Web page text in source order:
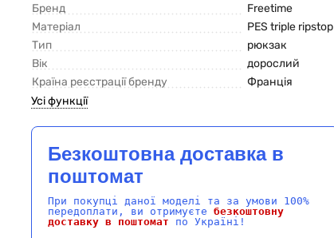
Бренд
Freetime
Матеріал
PES triple ripstop
Тип
рюкзак
Вік
дорослий
Країна реєстрації бренду
Франція
Усі функції
Безкоштовна доставка в
поштомат
При покупці даної моделі та за умови 100%
передоплати, ви отримуєтебезкоштовну
доставку в поштомат по Україні!